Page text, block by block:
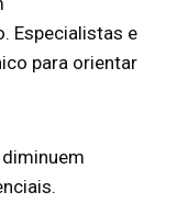
Especialistas e
para orientar